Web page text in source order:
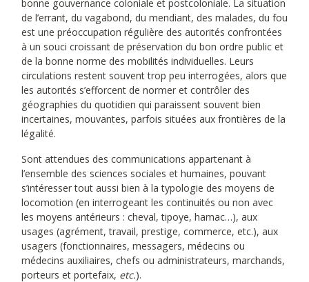
bonne gouvernance coloniale et postcoloniale. La situation
de l’errant, du vagabond, du mendiant, des malades, du fou
est une préoccupation régulière des autorités confrontées
à un souci croissant de préservation du bon ordre public et
de la bonne norme des mobilités individuelles. Leurs
circulations restent souvent trop peu interrogées, alors que
les autorités s’efforcent de normer et contrôler des
géographies du quotidien qui paraissent souvent bien
incertaines, mouvantes, parfois situées aux frontières de la
légalité.
Sont attendues des communications appartenant à
l’ensemble des sciences sociales et humaines, pouvant
s’intéresser tout aussi bien à la typologie des moyens de
locomotion (en interrogeant les continuités ou non avec
les moyens antérieurs : cheval, tipoye, hamac…), aux
usages (agrément, travail, prestige, commerce, etc.), aux
usagers (fonctionnaires, messagers, médecins ou
médecins auxiliaires, chefs ou administrateurs, marchands,
porteurs et portefaix, etc.).